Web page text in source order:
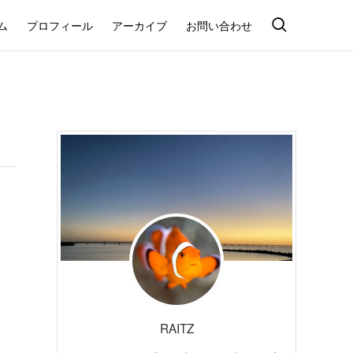
プロフィール アーカイブ お問い合わせ
RAITZ